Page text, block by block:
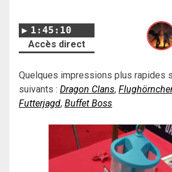
1:45:10
Accès direct
Quelques impressions plus rapides
suivants : Dragon Clans,
Futterjagd, Buffet Boss